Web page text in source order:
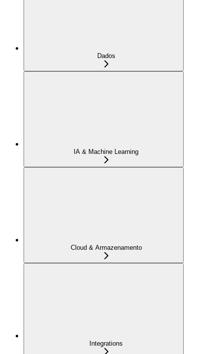
Dados
IA & Machine Learning
Cloud & Armazenamento
Integrations